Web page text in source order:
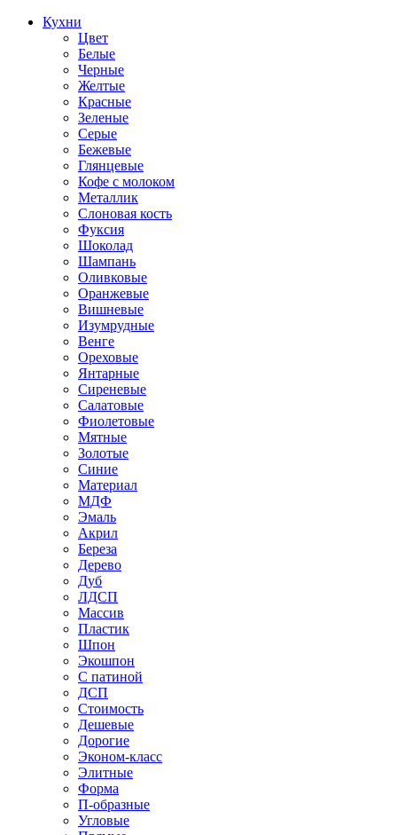
Кухни
Цвет
Белые
Черные
Желтые
Красные
Зеленые
Серые
Бежевые
Глянцевые
Кофе с молоком
Металлик
Слоновая кость
Фуксия
Шоколад
Шампань
Оливковые
Оранжевые
Вишневые
Изумрудные
Венге
Ореховые
Янтарные
Сиреневые
Салатовые
Фиолетовые
Мятные
Золотые
Синие
Материал
МДФ
Эмаль
Акрил
Береза
Дерево
Дуб
ЛДСП
Массив
Пластик
Шпон
Экошпон
С патиной
ДСП
Стоимость
Дешевые
Дорогие
Эконом-класс
Элитные
Форма
П-образные
Угловые